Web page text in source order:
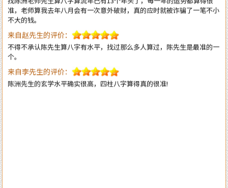
来自赵先生的评价：
不得不承认陈先生算八字有水平，找过那么多人算过，陈先生是最准的一
个。
来自李先生的评价：
陈洲先生的玄学水平确实很高，四柱八字算得真的很准!